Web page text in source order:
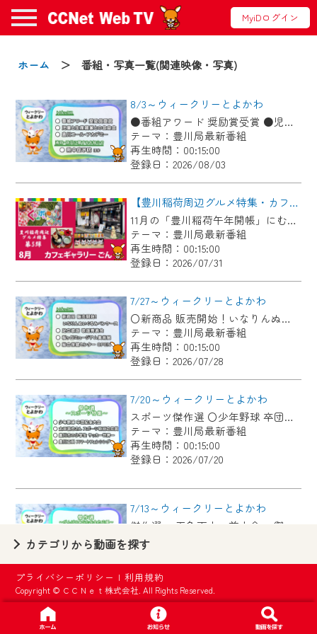
MyiDログイン
ホーム ＞ 番組・写真一覧(関連映像・写真)
8/3～ウィークリーとよかわ
●番組アワード 奨励賞受賞 ●児童と生産農家との会食会 ●豊川コール・アカデミー ●消防・防災に関するお知らせ「熱中症予防」ほか
テーマ：豊川局最新番組
再生時間：00:15:00
登録日：2026/08/03
【豊川稲荷周辺グルメ特集・カフェギャラリーごん】Cちゃんのぐるめポケット
11月の「豊川稲荷午年開帳」にむけて、毎月豊川稲荷周辺のグルメを紹介します！ 今回は狐のグッズや縁起物を展示＆販売している古民家カフェ！自慢のお狐ぜんざいやお狐メニューが食べられます♪
テーマ：豊川局最新番組
再生時間：00:15:00
登録日：2026/07/31
7/27～ウィークリーとよかわ
〇新商品 販売開始！いなりんぬいぐるみペンケース 〇足立歌謡 歌謡発表会 〇桜ヶ丘ミュージアム美術展 〇総合保健センター OPEN
テーマ：豊川局最新番組
再生時間：00:15:00
登録日：2026/07/28
7/20～ウィークリーとよかわ
スポーツ傑作選 〇少年野球 卒団記念大会 〇太田敦也さん スポーツ特別功労賞 〇豊川市の小学生 サッカー世界一 〇豊川工科 スマートフェンシング
テーマ：豊川局最新番組
再生時間：00:15:00
登録日：2026/07/20
7/13～ウィークリーとよかわ
テーマ：豊川局最新番組
再生時間：00:15:00
登録日：2026/07/13
7/6～ウィークリーとよかわ
カテゴリから動画を探す
プライバシーポリシー |利用規約
Copyright © ＣＣＮｅｔ株式会社. All Rights Reserved.
お知らせ
2024/09/02
動画配信サービス『CCNet Web TV』は2024
年9月24日からリニューアルします！
【変更点】
◆デザイン変更により、お住まいの地域
の動画コンテンツが一目瞭然。
◆当社アプリやＰＣブラウザから、いつ
でも・どこでも・外出先でも！
CCNetサービスエリア20市町の地域情報
番組をご視聴いただけます！
【ご注意】
2024年9月24日からはご加入者様へのサー
ビス向上のため、
『CCNet Web TV』を利用いただくには、
一部コンテンツを除き、
CCNetサービスへの加入と『CCNetマイ
ページ※』へのログインが必要となりま
す。
いたします。
要となります。
※MyIDとは、CCNet Web TVを含むCCNetの
各種サービスをご利用頂くためのIDです。
IDはお客様が使っているメールアドレス
で設定できます。